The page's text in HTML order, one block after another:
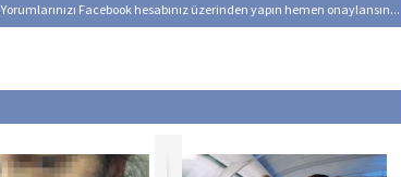
Yorumlarınızı Facebook hesabınız üzerinden yapın hemen onaylansın...